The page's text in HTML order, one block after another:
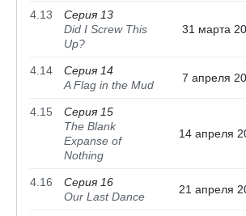
4.13
Серия 13
Did I Screw This
Up?
31 марта
4.14
Серия 14
A Flag in the Mud
7 апреля
4.15
Серия 15
The Blank
Expanse of
Nothing
14 апреля
4.16
Серия 16
Our Last Dance
21 апреля